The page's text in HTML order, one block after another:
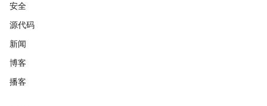
安全
源代码
新闻
博客
播客